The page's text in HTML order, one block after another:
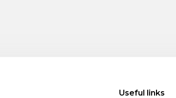
Useful links